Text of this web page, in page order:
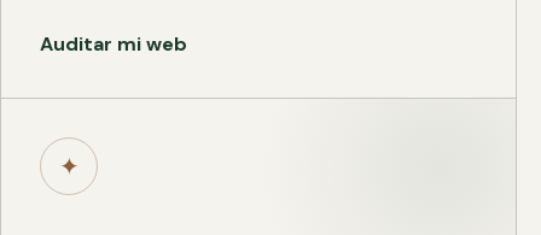
Auditar mi web
✦